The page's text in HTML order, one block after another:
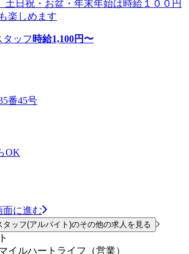
日祝・お盆・年末年始は時給１００円
楽しめます
タッフ 時給1,100円〜
番45号
OK
面に進む
ッフ(アルバイト)のその他の求人を見る
イルハートライフ（営業）